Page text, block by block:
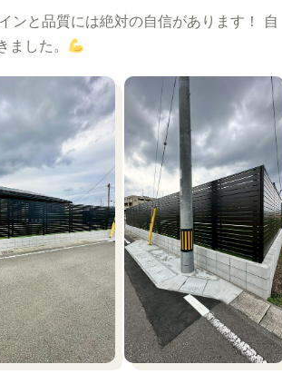
ンと品質には絶対の自信があります！ 自
した。